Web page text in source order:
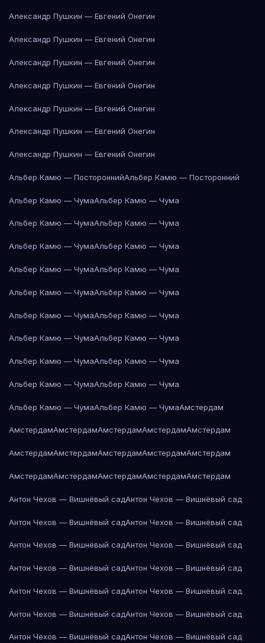
Александр Пушкин — Евгений Онегин
Александр Пушкин — Евгений Онегин
Александр Пушкин — Евгений Онегин
Александр Пушкин — Евгений Онегин
Александр Пушкин — Евгений Онегин
Александр Пушкин — Евгений Онегин
Александр Пушкин — Евгений Онегин
Альбер Камю — ПостороннийАльбер Камю — Посторонний
Альбер Камю — ЧумаАльбер Камю — Чума
Альбер Камю — ЧумаАльбер Камю — Чума
Альбер Камю — ЧумаАльбер Камю — Чума
Альбер Камю — ЧумаАльбер Камю — Чума
Альбер Камю — ЧумаАльбер Камю — Чума
Альбер Камю — ЧумаАльбер Камю — Чума
Альбер Камю — ЧумаАльбер Камю — Чума
Альбер Камю — ЧумаАльбер Камю — Чума
Альбер Камю — ЧумаАльбер Камю — Чума
Альбер Камю — ЧумаАльбер Камю — ЧумаАмстердам
АмстердамАмстердамАмстердамАмстердамАмстердам
АмстердамАмстердамАмстердамАмстердамАмстердам
АмстердамАмстердамАмстердамАмстердамАмстердам
Антон Чехов — Вишнёвый садАнтон Чехов — Вишнёвый сад
Антон Чехов — Вишнёвый садАнтон Чехов — Вишнёвый сад
Антон Чехов — Вишнёвый садАнтон Чехов — Вишнёвый сад
Антон Чехов — Вишнёвый садАнтон Чехов — Вишнёвый сад
Антон Чехов — Вишнёвый садАнтон Чехов — Вишнёвый сад
Антон Чехов — Вишнёвый садАнтон Чехов — Вишнёвый сад
Антон Чехов — Вишнёвый садАнтон Чехов — Вишнёвый сад